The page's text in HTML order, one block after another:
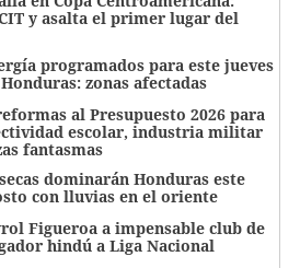
y asalta el primer lugar del
programados para este jueves
zonas afectadas
al Presupuesto 2026 para
escolar, industria militar
fantasmas
dominarán Honduras este
con lluvias en el oriente
Figueroa a impensable club de
hindú a Liga Nacional